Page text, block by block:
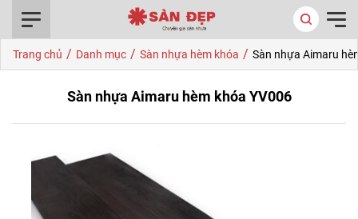
Trang chủ / Danh mục / Sàn nhựa hèm khóa / Sàn nhựa Aimaru
Sàn nhựa Aimaru hèm khóa YV006